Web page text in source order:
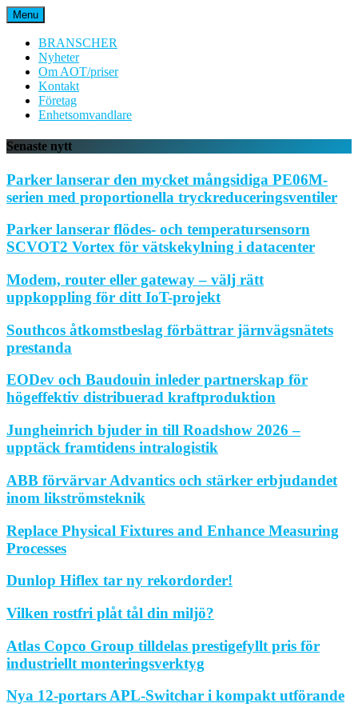
Hoppa
till
innehåll
Menu
BRANSCHER
Nyheter
Om AOT/priser
Kontakt
Företag
Enhetsomvandlare
Senaste nytt
Parker lanserar den mycket mångsidiga PE06M-
serien med proportionella tryckreduceringsventiler
Parker lanserar flödes- och temperatursensorn
SCVOT2 Vortex för vätskekylning i datacenter
Modem, router eller gateway – välj rätt
uppkoppling för ditt IoT-projekt
Southcos åtkomstbeslag förbättrar järnvägsnätets
prestanda
EODev och Baudouin inleder partnerskap för
högeffektiv distribuerad kraftproduktion
Jungheinrich bjuder in till Roadshow 2026 –
upptäck framtidens intralogistik
ABB förvärvar Advantics och stärker erbjudandet
inom likströmsteknik
Replace Physical Fixtures and Enhance Measuring
Processes
Dunlop Hiflex tar ny rekordorder!
Vilken rostfri plåt tål din miljö?
Atlas Copco Group tilldelas prestigefyllt pris för
industriellt monteringsverktyg
Nya 12-portars APL-Switchar i kompakt utförande